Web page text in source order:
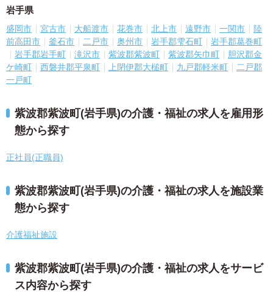
岩手県
盛岡市 宮古市 大船渡市 花巻市 北上市 遠野市 一関市
陸
前高田市
釜石市 二戸市 奥州市 岩手郡雫石町
岩手郡葛巻町
岩手郡岩手町
滝沢市 紫波郡紫波町 紫波郡矢巾町
胆沢郡金
ケ崎町
西磐井郡平泉町 上閉伊郡大槌町 九戸郡軽米町
二戸郡
一戸町
紫波郡紫波町(岩手県)の介護・福祉の求人を雇用形
態から探す
正社員(正職員)
紫波郡紫波町(岩手県)の介護・福祉の求人を施設業
態から探す
介護福祉施設
紫波郡紫波町(岩手県)の介護・福祉の求人をサービ
ス内容から探す